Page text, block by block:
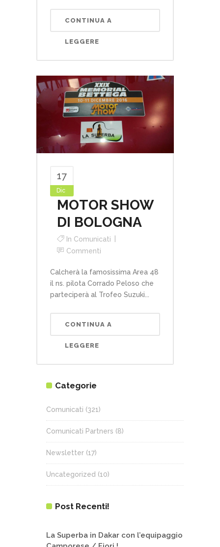
CONTINUA A
LEGGERE
17
Dic
MOTOR SHOW
DI BOLOGNA
In Comunicati
Commenti
Calcherà la famosissima Area 48
il ns. pilota Corrado Peloso che
parteciperà al Trofeo Suzuki...
CONTINUA A
LEGGERE
Categorie
Comunicati (321)
Comunicati Partners (8)
Newsletter (17)
Uncategorized (10)
Post Recenti!
La Superba in Dakar con l’equipaggio